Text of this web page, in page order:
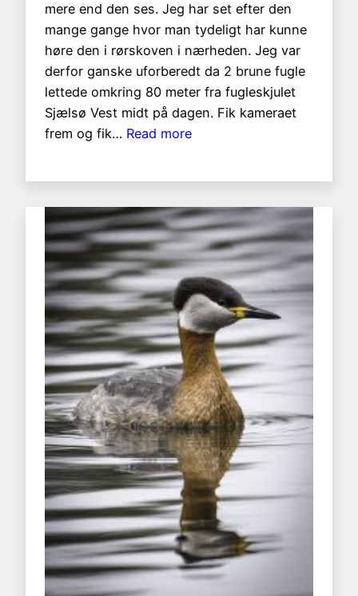
mere end den ses. Jeg har set efter den
mange gange hvor man tydeligt har kunne
høre den i rørskoven i nærheden. Jeg var
derfor ganske uforberedt da 2 brune fugle
lettede omkring 80 meter fra fugleskjulet
Sjælsø Vest midt på dagen. Fik kameraet
frem og fik… Read more: